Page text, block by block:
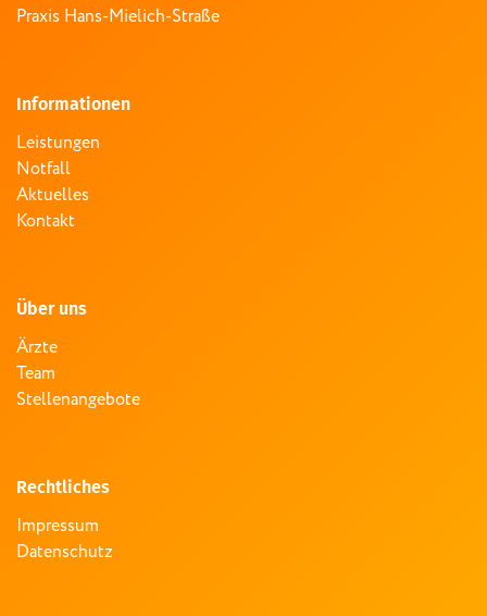
Praxis Hans-Mielich-Straße
Informationen
Leistungen
Notfall
Aktuelles
Kontakt
Über uns
Ärzte
Team
Stellenangebote
Rechtliches
Impressum
Datenschutz